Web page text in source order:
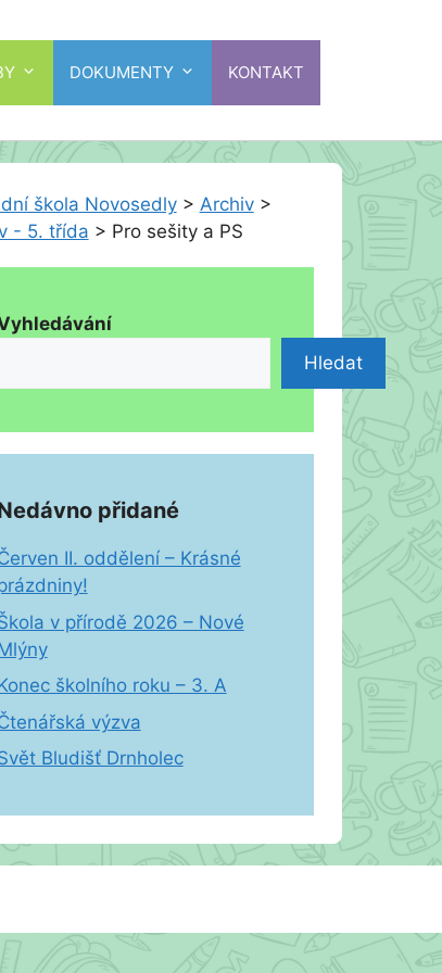
DOKUMENTY KONTAKT
škola Novosedly> Archiv>
- 5. třída > Pro sešity a PS
Hledat
přidané
II. oddělení – Krásné
v přírodě 2026 – Nové
školního roku – 3. A
výzva
Bludišť Drnholec